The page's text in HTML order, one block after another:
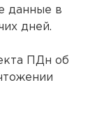
данные в
дней.
ПДн об